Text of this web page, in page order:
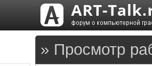
» Просмотр